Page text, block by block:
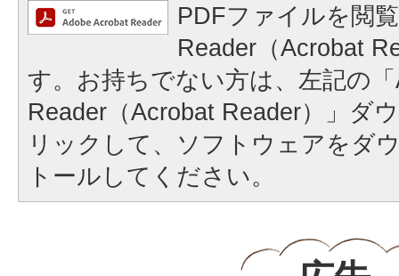
PDFファイルを閲
Reader（Acrobat
す。お持ちでない方は、左記の
Reader（Acrobat Reader）」ダ
リックして、ソフトウェアをダ
トールしてください。